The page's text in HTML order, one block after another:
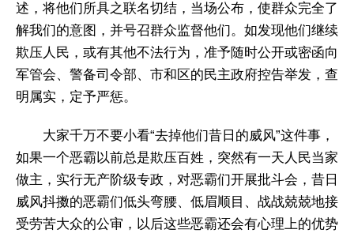
述，将他们所具之联名切结，当场公布，使群众完全了
解我们的意图，并号召群众监督他们。如发现他们继续
欺压人民，或有其他不法行为，准予随时公开或密函向
军管会、警备司令部、市和区的民主政府控告举发，查
明属实，定予严惩。
大家千万不要小看“去掉他们昔日的威风”这件事，
如果一个恶霸以前总是欺压百姓，突然有一天人民当家
做主，实行无产阶级专政，对恶霸们开展批斗会，昔日
威风抖擞的恶霸们低头弯腰、低眉顺目、战战兢兢地接
受劳苦大众的公审，以后这些恶霸还会有心理上的优势